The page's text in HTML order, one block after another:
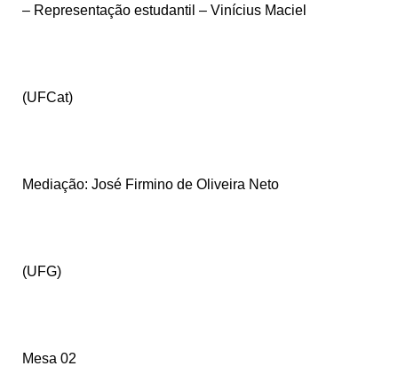
– Representação estudantil – Vinícius Maciel
(UFCat)
Mediação: José Firmino de Oliveira Neto
(UFG)
Mesa 02